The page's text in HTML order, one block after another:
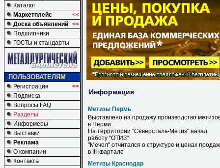
Каталог
Маркетплейс
<<
Доска объявлений <<
Подшипники
ГОСТы и стандарты
ПОЛЬЗОВАТЕЛЯМ
Регистрация
<<
Подписка
Вопросы FAQ
Разделы
Информеры
Выставки
Реклама
О компании
Контакты
Информация
Метизы Пермь
Выставлено на продажу производство
в Перми
На территории "Северсталь-Метиз" начал
работу "ОТИЗ"
"Мечел" отчитался о структуре и ценах продаж
в III квартале
Метизы Краснодар